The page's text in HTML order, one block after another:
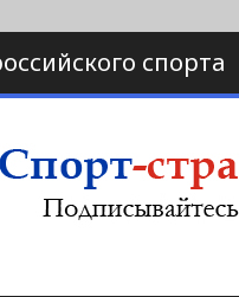
спорта